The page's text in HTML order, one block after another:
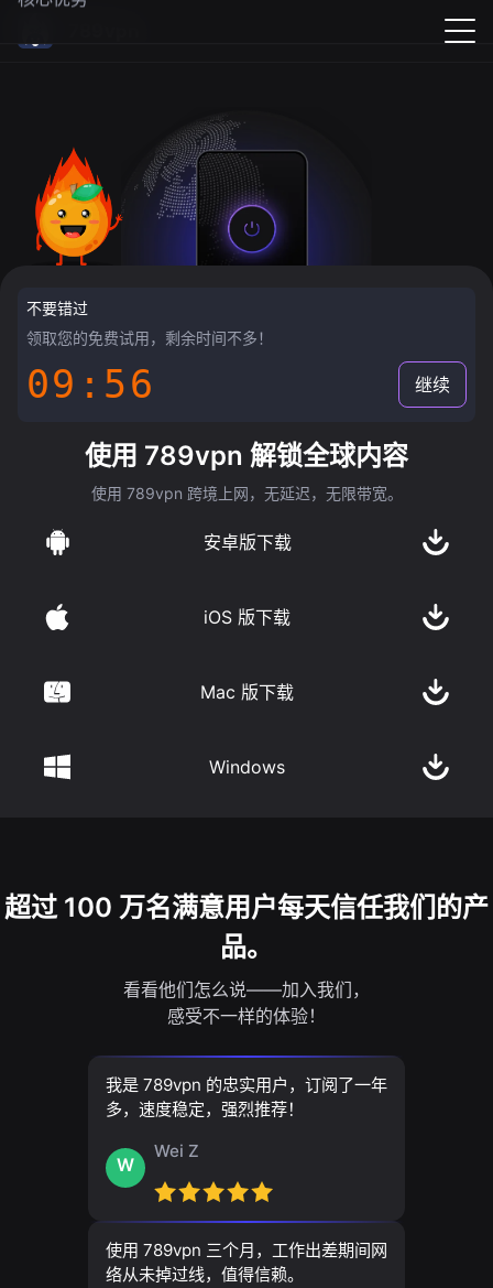
不要错过
领取您的免费试用，剩余时间不多！
09:55 继续
使用 789vpn 解锁全球内容
使用 789vpn 跨境上网，无延迟，无限带宽。
安卓版下载
iOS 版下载
Mac 版下载
Windows
超过 100 万名满意用户每天信任我们的产
品。
看看他们怎么说——加入我们，
感受不一样的体验！
我是 789vpn 的忠实用户，订阅了一年
多，速度稳定，强烈推荐！
W
Wei Z
使用 789vpn 三个月，工作出差期间网
络从未掉过线，值得信赖。